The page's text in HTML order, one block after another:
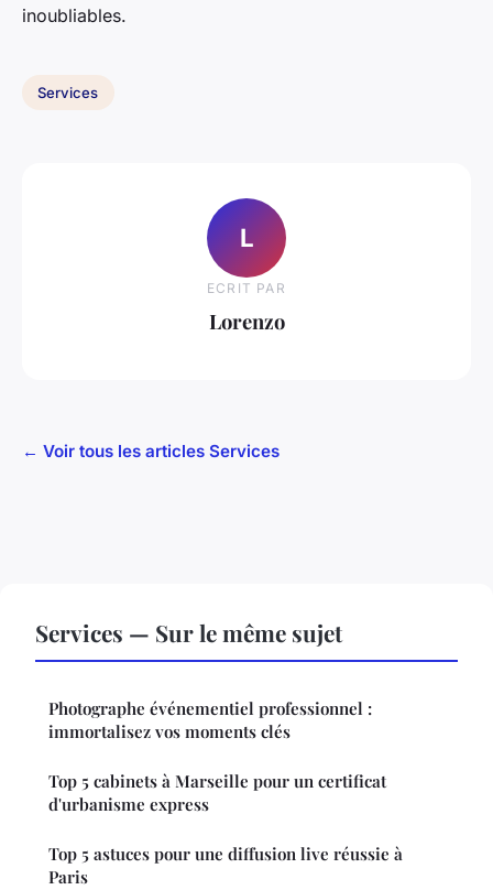
inoubliables.
Services
L
ECRIT PAR
Lorenzo
← Voir tous les articles Services
Services — Sur le même sujet
Photographe événementiel professionnel :
immortalisez vos moments clés
Top 5 cabinets à Marseille pour un certificat
d'urbanisme express
Top 5 astuces pour une diffusion live réussie à
Paris